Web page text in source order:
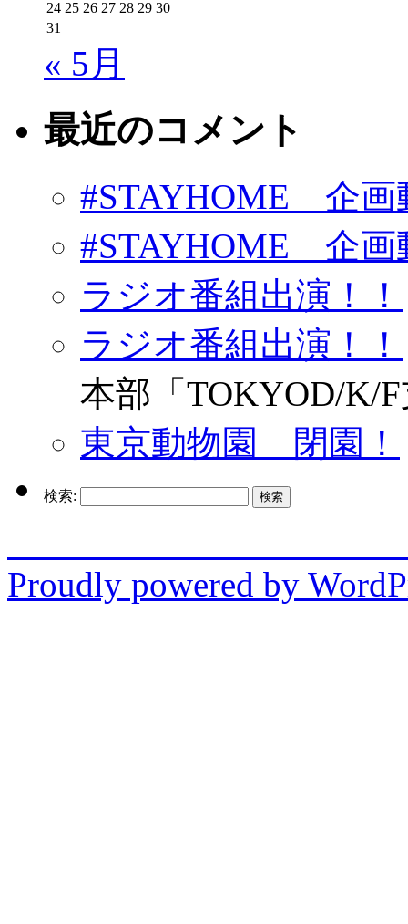
24 25 26 27 28 29 30
31
« 5月
最近のコメント
#STAYHOME 企画
#STAYHOME 企画
ラジオ番組出演！！
ラジオ番組出演！！
本部「TOKYOD/K/
東京動物園 閉園！
検索:
Proudly powered by